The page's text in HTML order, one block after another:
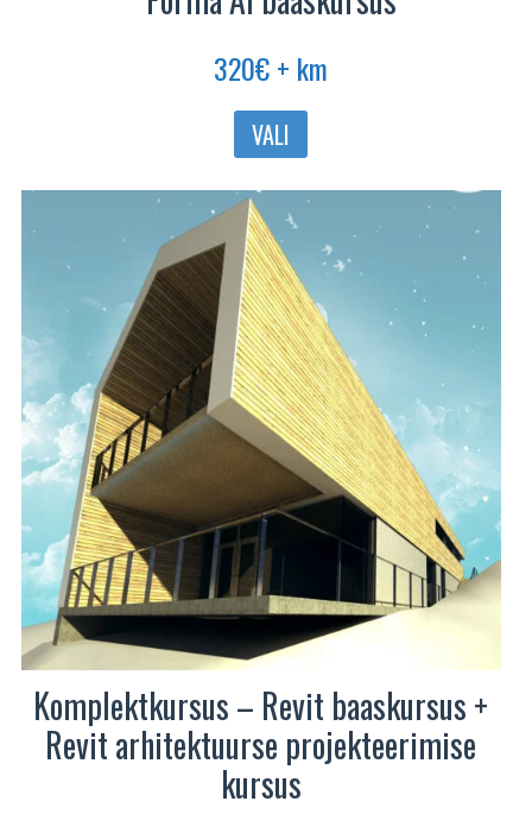
320€+ km
VALI
Sellel
mitu
varianti.
Valikuid
saab
teha
tootelehel.
Komplektkursus – Revit baaskursus +
Revit arhitektuurse projekteerimise
kursus